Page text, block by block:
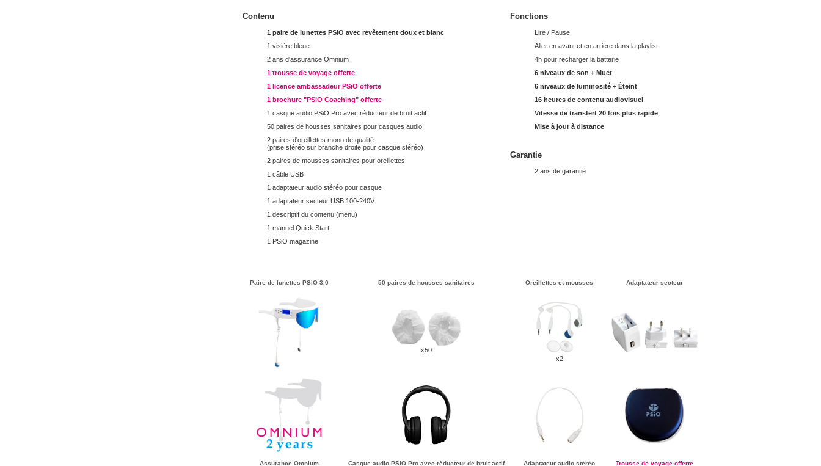
Contenu
1 paire de lunettes PSiO avec revêtement doux et blanc
1 visière bleue
2 ans d'assurance Omnium
1 trousse de voyage offerte
1 licence ambassadeur PSiO offerte
1 brochure "PSiO Coaching" offerte
1 casque audio PSiO Pro avec réducteur de bruit actif
50 paires de housses sanitaires pour casques audio
2 paires d'oreillettes mono de qualité
(prise stéréo sur branche droite pour casque stéréo)
2 paires de mousses sanitaires pour oreillettes
1 câble USB
1 adaptateur audio stéréo pour casque
1 adaptateur secteur USB 100-240V
1 descriptif du contenu (menu)
1 manuel Quick Start
1 PSiO magazine
Fonctions
Lire / Pause
Aller en avant et en arrière dans la playlist
4h pour recharger la batterie
6 niveaux de son + Muet
6 niveaux de luminosité + Éteint
16 heures de contenu audiovisuel
Vitesse de transfert 20 fois plus rapide
Mise à jour à distance
Garantie
2 ans de garantie
Paire de lunettes PSiO 3.0 50 paires de housses sanitaires Oreillettes et mousses Adaptateur secteur
x50
x2
Assurance Omnium
Casque audio PSiO Pro avec réducteur de bruit actif Adaptateur audio stéréo Trousse de voyage offerte